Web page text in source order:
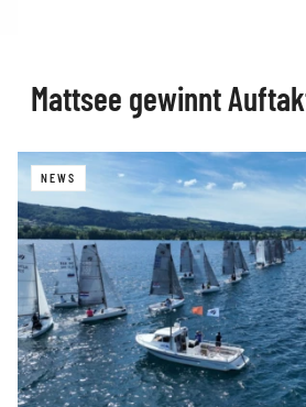
Mattsee gewinnt
NEWS